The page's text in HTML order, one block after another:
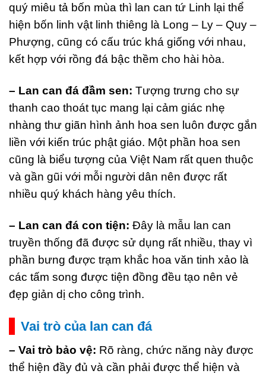
quý miêu tả bốn mùa thì lan can tứ Linh lại thể
hiện bốn linh vật linh thiêng là Long – Ly – Quy –
Phượng, cũng có cấu trúc khá giống với nhau,
kết hợp với rồng đá bậc thềm cho hài hòa.
– Lan can đá đầm sen: Tượng trưng cho sự
thanh cao thoát tục mang lại cảm giác nhẹ
nhàng thư giãn hình ảnh hoa sen luôn được gắn
liền với kiến trúc phật giáo. Một phần hoa sen
cũng là biểu tượng của Việt Nam rất quen thuộc
và gần gũi với mỗi người dân nên được rất
nhiều quý khách hàng yêu thích.
– Lan can đá con tiện: Đây là mẫu lan can
truyền thống đã được sử dụng rất nhiều, thay vì
phần bưng được trạm khắc hoa văn tinh xảo là
các tấm song được tiện đồng đều tạo nên vẻ
đẹp giản dị cho công trình.
Vai trò của lan can đá
– Vai trò bảo vệ: Rõ ràng, chức năng này được
thể hiện đầy đủ và cần phải được thể hiện và